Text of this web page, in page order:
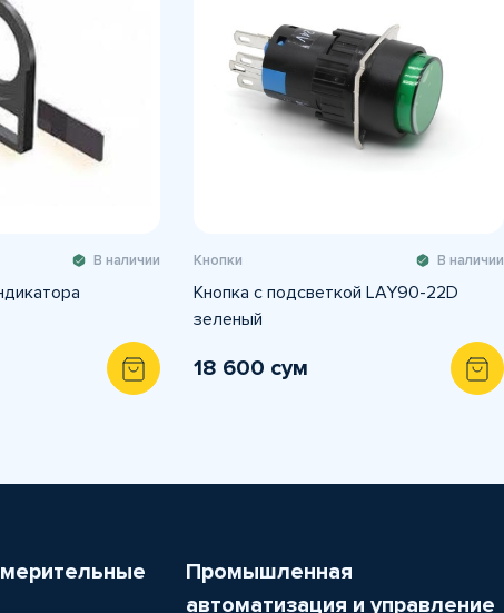
В наличии Кнопки В наличии
Кнопка с подсветкой LAY90-22D
зеленый
18 600 сум
Промышленная
автоматизация и управление